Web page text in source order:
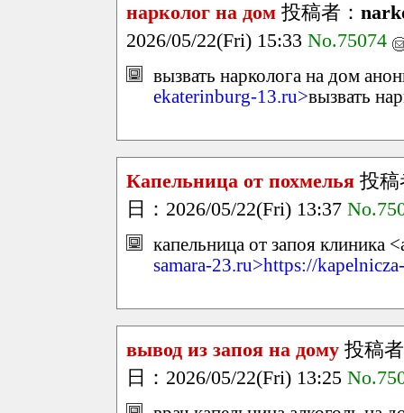
нарколог на дом 投稿者：
2026/05/22(Fri) 15:33 No.75074
вызвать нарколога на дом
ekaterinburg-13.ru>вызвать
Капельница от похмелья 投
日：2026/05/22(Fri) 13:37
капельница от запоя клиника
samara-23.ru>https://
вывод из запоя на дому 投稿
日：2026/05/22(Fri) 13:25